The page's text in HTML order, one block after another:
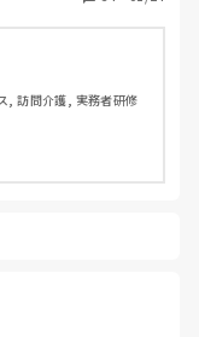
の職場だから、次
たー！って喜ん
しい気持ちはあり
宅介護です！
, 訪問介護, 実務者研修